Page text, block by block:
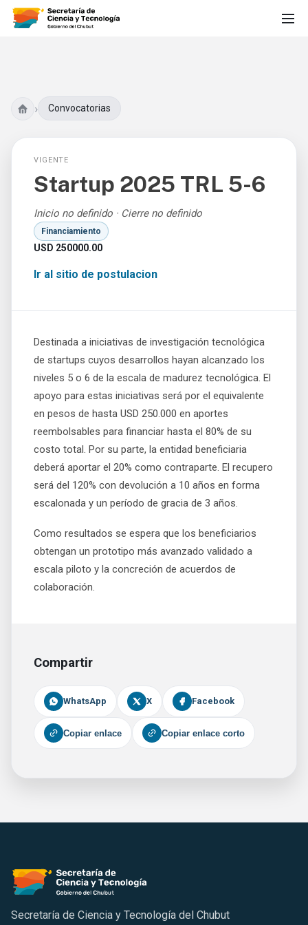
› Convocatorias
VIGENTE
Startup 2025 TRL 5-6
Inicio no definido · Cierre no definido
Financiamiento
USD 250000.00
Ir al sitio de postulacion
Destinada a iniciativas de investigación tecnológica
de startups cuyos desarrollos hayan alcanzado los
niveles 5 o 6 de la escala de madurez tecnológica. El
apoyo para estas iniciativas será por el equivalente
en pesos de hasta USD 250.000 en aportes
reembolsables para financiar hasta el 80% de su
costo total. Por su parte, la entidad beneficiaria
deberá aportar el 20% como contraparte. El recupero
será del 120% con devolución a 10 años en forma
escalonada y un período de gracia de 3 años.
Como resultados se espera que los beneficiarios
obtengan un prototipo más avanzado validado a
escala piloto y la concreción de acuerdos de
colaboración.
Compartir
WhatsApp X Facebook
Copiar enlace Copiar enlace corto
Secretaría de Ciencia y Tecnología del Chubut